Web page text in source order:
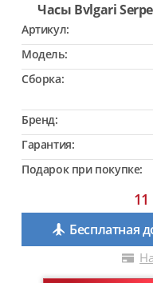
Часы Bvlgari
Артикул:
Модель:
Сборка:
Бренд:
Гарантия:
Подарок при покупке:
Бесплатная